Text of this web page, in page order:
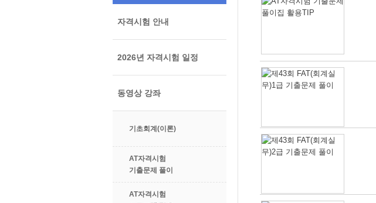
자격시험 안내
2026년 자격시험 일정
동영상 강좌
기초회계(이론)
AT자격시험
기출문제 풀이
AT자격시험